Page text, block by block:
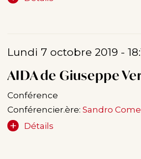
Lundi 7 octobre 2019 -
AIDA de Giuseppe
Conférence
Conférencier.ère: Sandro
Détails